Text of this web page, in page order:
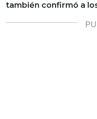
también confirmó a